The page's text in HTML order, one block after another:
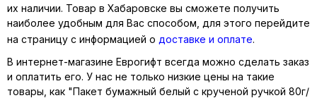
их наличии. Товар в Хабаровске вы сможете получить
наиболее удобным для Вас способом, для этого перейдите
на страницу с информацией о доставке и оплате.
В интернет-магазине Еврогифт всегда можно сделать заказ
и оплатить его. У нас не только низкие цены на такие
товары, как "Пакет бумажный белый с крученой ручкой 80г/